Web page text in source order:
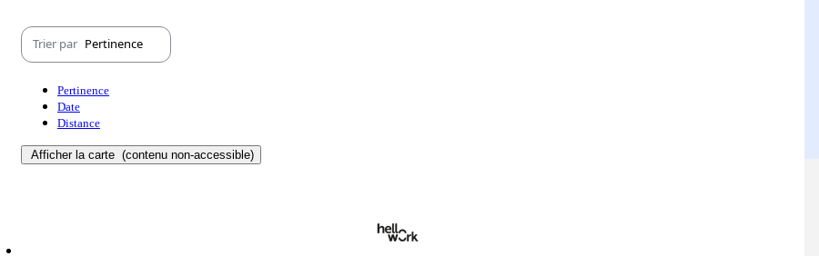
Trier par Pertinence
Pertinence
Date
Distance
Afficher la carte (contenu non-accessible)